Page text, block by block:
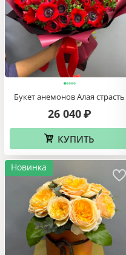
Букет анемонов Алая страсть
26 040 ₽
КУПИТЬ
Новинка